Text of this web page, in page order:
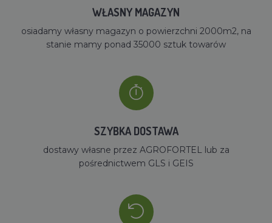
WŁASNY MAGAZYN
osiadamy własny magazyn o powierzchni 2000m2, na
stanie mamy ponad 35000 sztuk towarów
SZYBKA DOSTAWA
dostawy własne przez AGROFORTEL lub za
pośrednictwem GLS i GEIS